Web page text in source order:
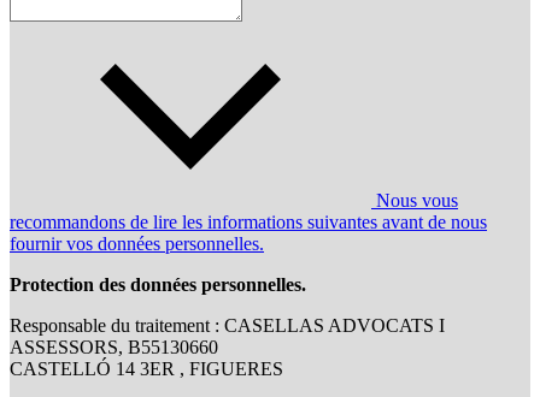
Nous vous
recommandons de lire les informations suivantes avant de nous
fournir vos données personnelles.
Protection des données personnelles.
Responsable du traitement : CASELLAS ADVOCATS I
ASSESSORS, B55130660
CASTELLÓ 14 3ER , FIGUERES